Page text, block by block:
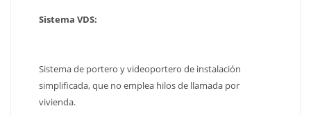
Sistema VDS:
Sistema de portero y videoportero de instalación
simplificada, que no emplea hilos de llamada por
vivienda.